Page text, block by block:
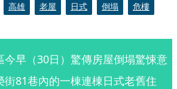
高雄 老屋 日式 倒塌 危樓
今早（30日）驚傳房屋倒塌驚悚意
街81巷內的一棟連棟日式老舊住